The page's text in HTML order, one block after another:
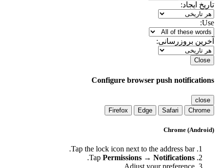
تاریخ ایجاد:
Use:
آخرین بروزرسانی:
Close
Configure browser push notifications
close
Chrome
Safari
Edge
Firefox
Chrome (Android)
Tap the lock icon next to the address bar.
Tap Permissions → Notifications
.